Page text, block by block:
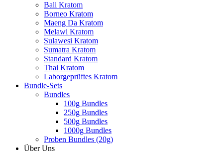
Bali Kratom
Borneo Kratom
Maeng Da Kratom
Melawi Kratom
Sulawesi Kratom
Sumatra Kratom
Standard Kratom
Thai Kratom
Laborgeprüftes Kratom
Bundle-Sets
Bundles
100g Bundles
250g Bundles
500g Bundles
1000g Bundles
Proben Bundles (20g)
Über Uns